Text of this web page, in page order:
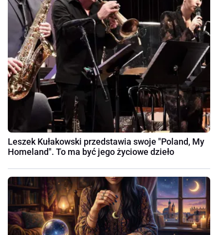
Leszek Kułakowski przedstawia swoje "Poland, My
Homeland". To ma być jego życiowe dzieło